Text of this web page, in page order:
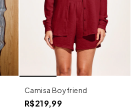
Camisa Boyfriend
R$219,99